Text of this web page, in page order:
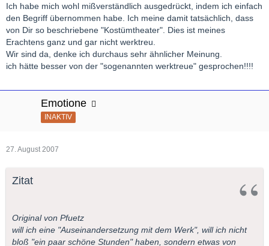
Ich habe mich wohl mißverständlich ausgedrückt, indem ich einfach
den Begriff übernommen habe. Ich meine damit tatsächlich, dass
von Dir so beschriebene "Kostümtheater". Dies ist meines
Erachtens ganz und gar nicht werktreu.
Wir sind da, denke ich durchaus sehr ähnlicher Meinung.
ich hätte besser von der "sogenannten werktreue" gesprochen!!!!
Emotione
INAKTIV
27. August 2007
Zitat
Original von Pfuetz
will ich eine "Auseinandersetzung mit dem Werk", will ich nicht
bloß "ein paar schöne Stunden" haben, sondern etwas von